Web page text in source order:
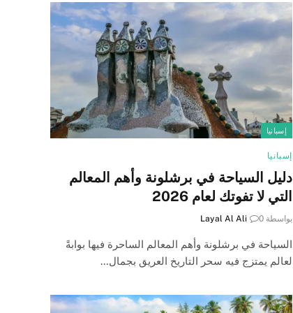
إسبانيا
إسبانيا
دليل السياحة في برشلونة وأهم المعالم
التي لا تفوتك لعام 2026
بواسطة Layal Al Ali 0
السياحة في برشلونة وأهم المعالم الساحرة فيها بوابةً
لعالم يمتزج فيه سحر التاريخ العريق بجمال…